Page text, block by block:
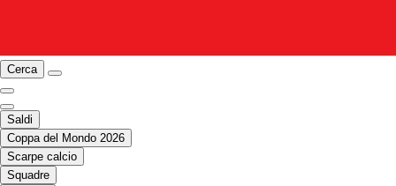
Cerca
Saldi
Coppa del Mondo 2026
Scarpe calcio
Squadre